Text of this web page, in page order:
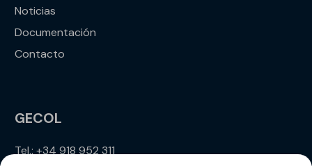
Noticias
Documentación
Contacto
GECOL
Tel.: +34 918 952 311